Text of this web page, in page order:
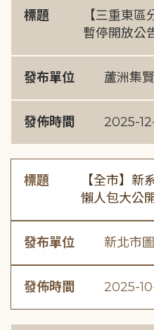
標題
【三重東
暫停開放公
發布單位 蘆洲集
發佈時間 2025-
標題
【全市】
懶人包大公
發布單位 新北市
發佈時間 2025-